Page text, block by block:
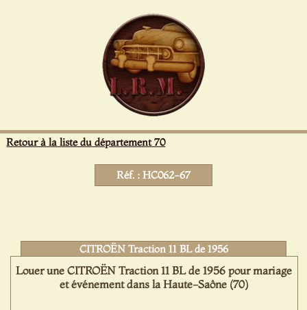
Retour à la liste du département 70
Réf. : HC062-67
CITROËN Traction 11 BL de 1956
Louer une CITROËN Traction 11 BL de 1956 pour mariage
et événement dans la Haute-Saône (70)